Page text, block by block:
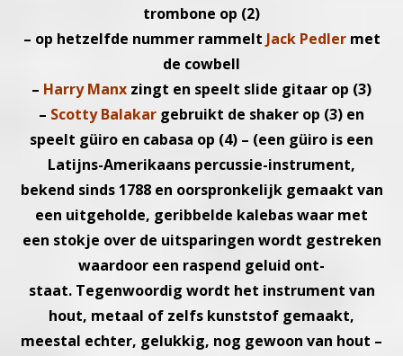
trombone op (2)
– op hetzelfde nummer rammelt Jack Pedlermet
de cowbell
– Harry Manx zingt en speelt slide gitaar op (3)
– Scotty Balakar gebruikt de shaker op (3) en
speelt güiro en cabasa op (4) – (een güiro is een
Latijns-Amerikaans percussie-instrument,
bekend sinds 1788 en oorspronkelijk gemaakt van
een uitgeholde, geribbelde kalebas waar met
een stokje over de uitsparingen wordt gestreken
waardoor een raspend geluid ont-
staat. Tegenwoordig wordt het instrument van
hout, metaal of zelfs kunststof gemaakt,
meestal echter, gelukkig, nog gewoon van hout –